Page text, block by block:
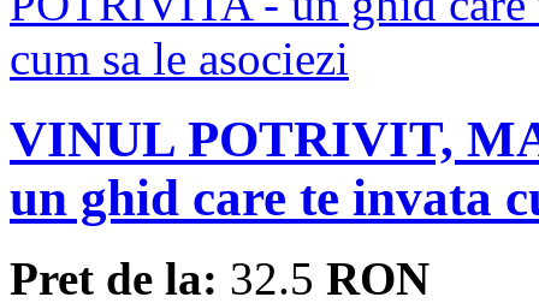
VINUL POTRIVIT,
un ghid care te invata
Pret de la: 32.5 RON